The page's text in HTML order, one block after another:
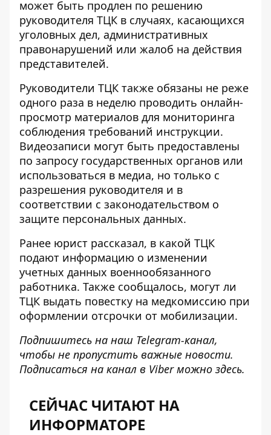
может быть продлен по решению
руководителя ТЦК в случаях, касающихся
уголовных дел, административных
правонарушений или жалоб на действия
представителей.
Руководители ТЦК также обязаны не реже
одного раза в неделю проводить онлайн-
просмотр материалов для мониторинга
соблюдения требований инструкции.
Видеозаписи могут быть предоставлены
по запросу государственных органов или
использоваться в медиа, но только с
разрешения руководителя и в
соответствии с законодательством о
защите персональных данных.
Ранее юрист рассказал, в какой ТЦК
подают информацию о изменении
учетных данных военнообязанного
работника. Также сообщалось, могут ли
ТЦК выдать повестку на медкомиссию при
оформлении отсрочки от мобилизации.
Подпишитесь на наш Telegram-канал,
чтобы не пропустить важные новости.
Подписаться на канал в Viber можно здесь.
СЕЙЧАС ЧИТАЮТ НА
ИНФОРМАТОРЕ